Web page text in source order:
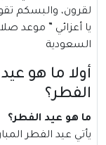
لقرون، والبسكم
السعودية
أولا ما هو
الفطر؟
ما هو عيد الفطر؟
يأتي عيد الفطر